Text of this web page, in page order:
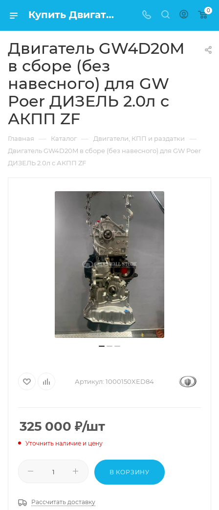
Купить Двигатель GW4D20M в сборе (без навесного) для GW Poer ДИЗЕЛЬ 2.0л c АКПП ZF в Москве по низкой цене 0
Двигатель GW4D20M
в сборе (без
навесного) для GW
Poer ДИЗЕЛЬ 2.0л c
АКПП ZF
Главная — Каталог — Двигатели, КПП и раздатки —
Двигатель GW4D20M в сборе (без навесного) для GW Poer
ДИЗЕЛЬ 2.0л c АКПП ZF
Артикул: 1000150XED84
325 000 ₽/шт
Уточнить наличие и цену
В КОРЗИНУ
Рассчитать доставку